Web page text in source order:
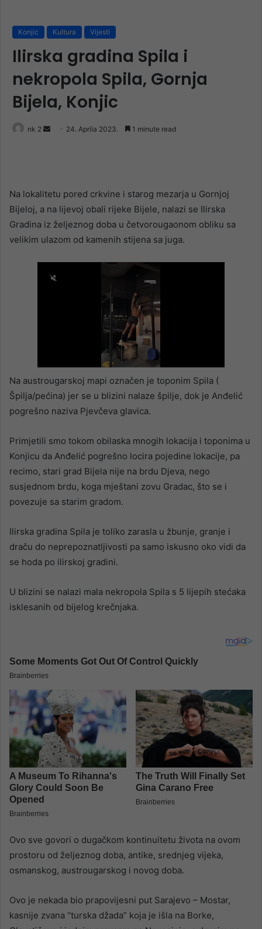
Konjic Kultura Vijesti
Ilirska gradina Spila i
nekropola Spila, Gornja
Bijela, Konjic
nk 2
Send 24. Aprila 2023. 1 minute read
Na lokalitetu pored crkvine i starog mezarja u Gornjoj
Bijeloj, a na lijevoj obali rijeke Bijele, nalazi se Ilirska
Gradina iz željeznog doba u četvorougaonom obliku sa
velikim ulazom od kamenih stijena sa juga.
Na austrougarskoj mapi označen je toponim Spila (
Špilja/pećina) jer se u blizini nalaze špilje, dok je Anđelić
pogrešno naziva Pjevčeva glavica.
Primjetili smo tokom obilaska mnogih lokacija i toponima u
Konjicu da Anđelić pogrešno locira pojedine lokacije, pa
recimo, stari grad Bijela nije na brdu Djeva, nego
susjednom brdu, koga mještani zovu Gradac, što se i
povezuje sa starim gradom.
Ilirska gradina Spila je toliko zarasla u žbunje, granje i
draču do neprepoznatljivosti pa samo iskusno oko vidi da
se hoda po ilirskoj gradini.
U blizini se nalazi mala nekropola Spila s 5 lijepih stećaka
isklesanih od bijelog krečnjaka.
Ovo sve govori o dugačkom kontinuitetu života na ovom
prostoru od željeznog doba, antike, srednjeg vijeka,
osmanskog, austrougarskog i novog doba.
Ovo je nekada bio prapovijesni put Sarajevo – Mostar,
kasnije zvana “turska džada” koja je išla na Borke,